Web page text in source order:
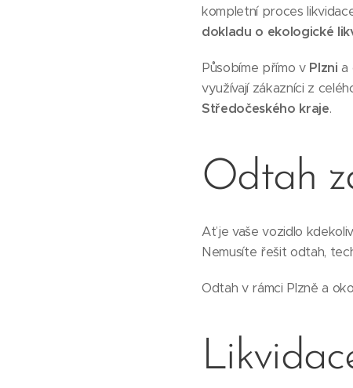
kompletní proces
dokladu o ekologické
Působíme přímo v Plzni a
využívají zákazníci z
Středočeského kraje.
Odtah
Ať je vaše vozidlo
Nemusíte řešit odtah,
Odtah v rámci Plzně a